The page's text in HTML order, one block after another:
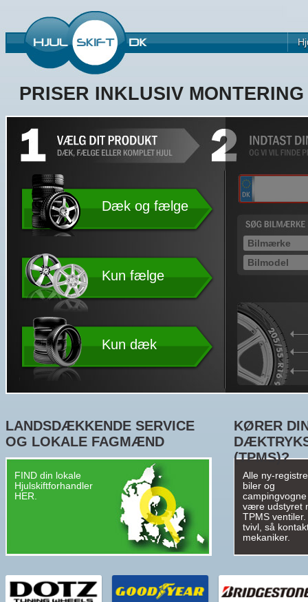
PRISER INKLUSIV
Dæk og fælge
Kun fælge
Kun dæk
LANDSDÆKKENDE SERVICE
OG LOKALE FAGMÆND
FIND din lokale
Hjulskiftforhandler
HER.
KØRER
(TPMS)?
Alle ny-
biler og
campingvogne
være udstyret
TPMS
tvivl, så
mekaniker.